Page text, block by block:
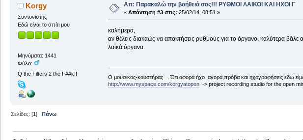
Korgy
Συντονιστής
Εδώ είναι το σπίτι μου
Μηνύματα: 1441
Φύλο:
Q the Filters 2 the F##k!!
Απ: Παρακαλώ την βοήθειά σας!!! ΡΥΘΜΟΙ ΛΑΙΚΟΙ ΚΑΙ ΗΧΟΙ Γ
« Απάντηση #3 στις: 25/02/14, 08:51 »
καλήμερα,
αν θέλεις διακαώς να αποκτήσεις ρυθμούς για το όργανο, καλύτερα
λαϊκά όργανα.
Ο μουσικος-καυστήρας . Ότι αφορά ήχο ,αγορά,πρόβα και ηχογραφήσεις εδώ
http://www.myspace.com/korgyatopon-> project recording studio for the open
Σελίδες: [1]Πάνω